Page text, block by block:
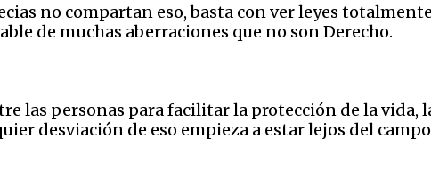
no compartan eso, basta con ver leyes
de muchas aberraciones que no son Derecho.
las personas para facilitar la protección de la vida,
desviación de eso empieza a estar lejos del